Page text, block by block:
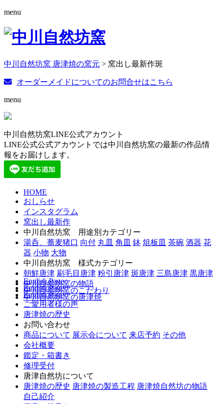
menu
中川自然坊窯 唐津焼の窯元 > 窯出し最新作斑
オーダーメイドについてのお問合せはこちら
menu
中川自然坊窯LINE公式アカウント
LINE公式公式アカウントでは中川自然坊窯の最新の作品情
報をお届けします。
HOME
おしらせ
インスタグラム
窯出し最新作
中川自然坊窯 用途別カテゴリー
湯呑、蕎麦猪口 向付 丸皿 角皿 鉢 俎板皿 茶碗 酒器 花
器 小物 大物
中川自然坊窯 様式カテゴリー
朝鮮唐津 刷毛目唐津 粉引唐津 斑唐津 三島唐津 黒唐津
中川自然坊窯の物語
English Page
中川自然坊窯のこだわり
English Page
中川自然坊窯の唐津焼
English Page
ご愛用者様の声
唐津焼の歴史
お問い合わせ
商品について 展示会について 来店予約 その他
会社概要
鑑定・箱書き
修理受付
唐津自然坊について
唐津焼の歴史 唐津焼の製造工程 唐津焼自然坊の物語
自己紹介